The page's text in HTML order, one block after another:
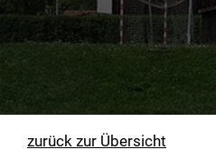
zurück zur Übersicht